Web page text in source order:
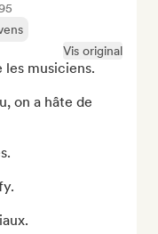
Vis original
les musiciens.
on a hâte de